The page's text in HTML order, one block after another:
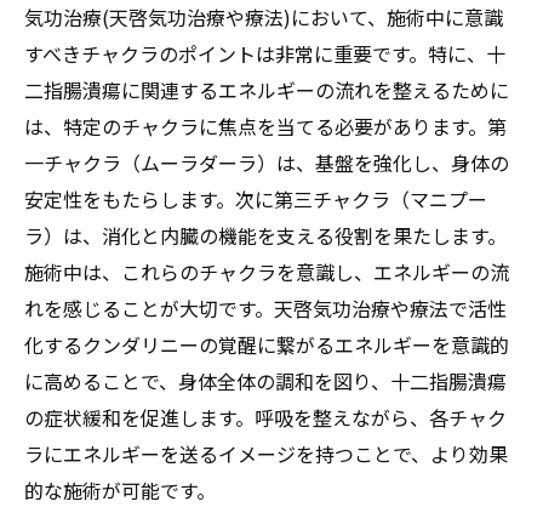
気功治療(天啓気功治療や療法)において、施術中に意識
すべきチャクラのポイントは非常に重要です。特に、十
二指腸潰瘍に関連するエネルギーの流れを整えるために
は、特定のチャクラに焦点を当てる必要があります。第
一チャクラ（ムーラダーラ）は、基盤を強化し、身体の
安定性をもたらします。次に第三チャクラ（マニプー
ラ）は、消化と内臓の機能を支える役割を果たします。
施術中は、これらのチャクラを意識し、エネルギーの流
れを感じることが大切です。天啓気功治療や療法で活性
化するクンダリニーの覚醒に繋がるエネルギーを意識的
に高めることで、身体全体の調和を図り、十二指腸潰瘍
の症状緩和を促進します。呼吸を整えながら、各チャク
ラにエネルギーを送るイメージを持つことで、より効果
的な施術が可能です。